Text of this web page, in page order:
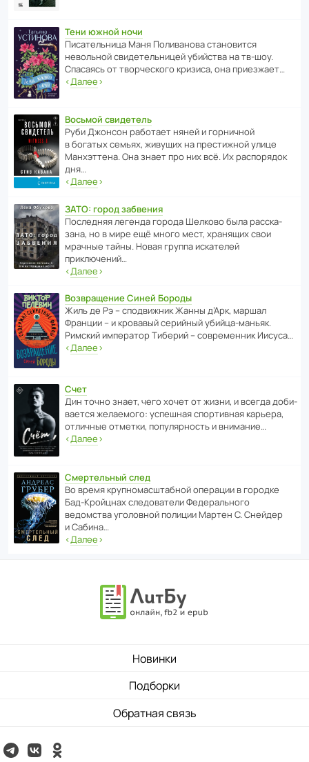
Тени южной ночи
Писа­тель­ница Маня Поли­ва­нова стано­вится
невольной свиде­тель­ницей убийства на тв-шоу.
Спасаясь от твор­че­с­кого кризиса, она приезжает…
‹Далее›
Восьмой свидетель
Руби Джонсон рабо­тает няней и горни­чной
в богатых семьях, живущих на прес­ти­жной улице
Манх­эт­тена. Она знает про них всё. Их распо­рядок
дня…
‹Далее›
ЗАТО: город забвения
После­дняя легенда города Шелково была расска­
зана, но в мире ещё много мест, хранящих свои
мрачные тайны. Новая группа иска­телей
приключений…
‹Далее›
Возвращение Синей Бороды
Жиль де Рэ – спод­ви­жник Жанны д’Арк, маршал
Франции – и кровавый серийный убийца-маньяк.
Римский импе­ратор Тиберий – совре­менник Иисуса…
‹Далее›
Счет
Дин точно знает, чего хочет от жизни, и всегда доби­
ва­ется жела­е­мого: успе­шная спор­ти­вная карьера,
отли­чные отметки, попу­ля­р­ность и внимание…
‹Далее›
Смертельный след
Во время круп­но­мас­ш­та­бной операции в городке
Бад‑Крой­цнах следо­ва­тели Феде­раль­ного
ведомства уголо­вной полиции Мартен С. Снейдер
и Сабина…
‹Далее›
Новинки
Подборки
Обратная связь